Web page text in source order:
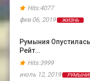
Hits:4077
фев 06, 2019
ЖИЗНЬ
Румыния
Рейт…
Hits:3999
июль 12, 2019